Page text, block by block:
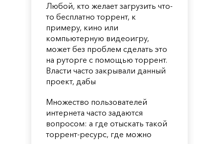
Любой, кто желает загрузить что-
то бесплатно торрент, к
примеру, кино или
компьютерную видеоигру,
может без проблем сделать это
на руторге с помощью торрент.
Власти часто закрывали данный
проект, дабы
Множество пользователей
интернета часто задаются
вопросом: а где отыскать такой
торрент-ресурс, где можно